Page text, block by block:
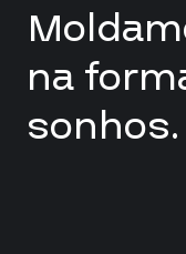
na
sonhos.